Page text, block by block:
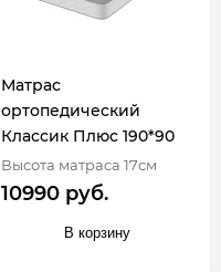
Матрас
ортопедический
Классик Плюс 190*90
Высота матраса 17см
10990 руб.
В корзину